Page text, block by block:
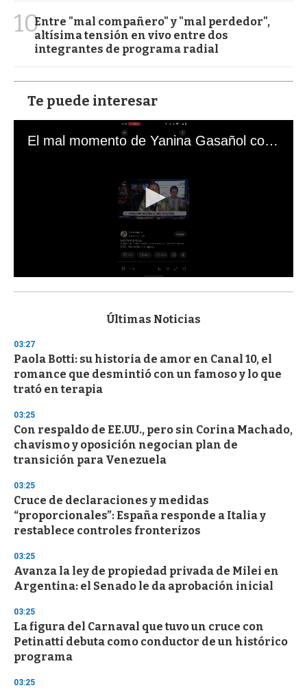
10Entre "mal compañero" y "mal perdedor",
altísima tensión en vivo entre dos
integrantes de programa radial
Te puede interesar
El mal momento de Yanina Gasañol con un hincha argentino en "Subrayado"
s
d
s
o
f
3
s
e
c
o
n
Últimas Noticias
03:27
Paola Botti: su historia de amor en Canal 10, el
romance que desmintió con un famoso y lo que
trató en terapia
03:25
Con respaldo de EE.UU., pero sin Corina Machado,
chavismo y oposición negocian plan de
transición para Venezuela
03:25
Cruce de declaraciones y medidas
“proporcionales”: España responde a Italia y
restablece controles fronterizos
03:25
Avanza la ley de propiedad privada de Milei en
Argentina: el Senado le da aprobación inicial
03:25
La figura del Carnaval que tuvo un cruce con
Petinatti debuta como conductor de un histórico
programa
03:25